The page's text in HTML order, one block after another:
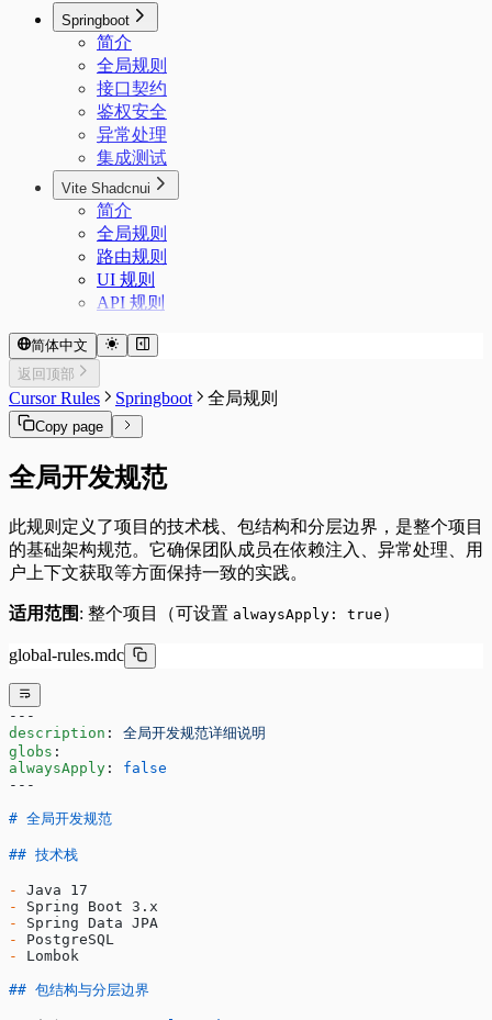
Springboot
简介
全局规则
接口契约
鉴权安全
异常处理
集成测试
Vite Shadcnui
简介
全局规则
路由规则
UI 规则
API 规则
简体中文
返回顶部
Cursor Rules Springboot 全局规则
Copy page
全局开发规范
此规则定义了项目的技术栈、包结构和分层边界，是整个项目
的基础架构规范。它确保团队成员在依赖注入、异常处理、用
户上下文获取等方面保持一致的实践。
适用范围: 整个项目（可设置 alwaysApply: true ）
global-rules.mdc
---
description : 全局开发规范详细说明
globs :
alwaysApply : false
---
# 全局开发规范
## 技术栈
-
Java 17
-
Spring Boot 3.x
-
Spring Data JPA
-
PostgreSQL
-
Lombok
## 包结构与分层边界